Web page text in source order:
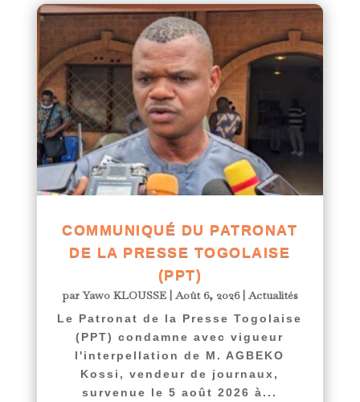
COMMUNIQUÉ DU PATRONAT
DE LA PRESSE TOGOLAISE
(PPT)
parYawo KLOUSSE|Août 6, 2026|Actualités
Le Patronat de la Presse Togolaise
(PPT) condamne avec vigueur
l'interpellation de M. AGBEKO
Kossi, vendeur de journaux,
survenue le 5 août 2026 à...